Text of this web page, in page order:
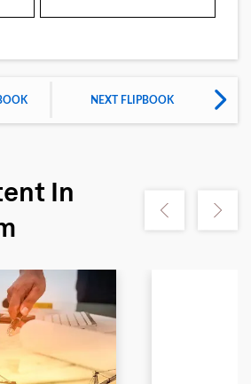
NEXT FLIPBOOK
In
Show previousShow